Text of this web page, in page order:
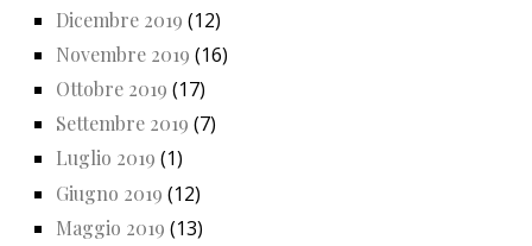
Dicembre 2019 (12)
Novembre 2019 (16)
Ottobre 2019 (17)
Settembre 2019 (7)
Luglio 2019 (1)
Giugno 2019 (12)
Maggio 2019 (13)